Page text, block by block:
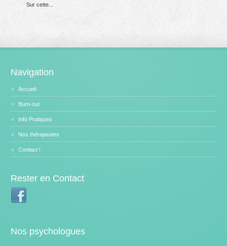
Sur cette...
Navigation
Accueil
Burn-out
Info Pratiques
Nos thérapeutes
Contact !
Rester en Contact
Nos psychologues